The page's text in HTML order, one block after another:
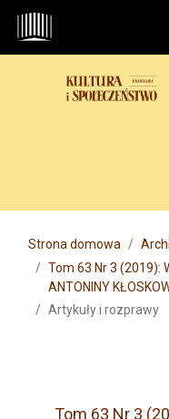
Przejdź do głównego
Przejdź do sekcji
Przejdź do stopki
Main
Strona domowa
Tom 63 Nr 3 (2019):
ANTONINY
Artykuły i rozprawy
Tom 63 Nr 3